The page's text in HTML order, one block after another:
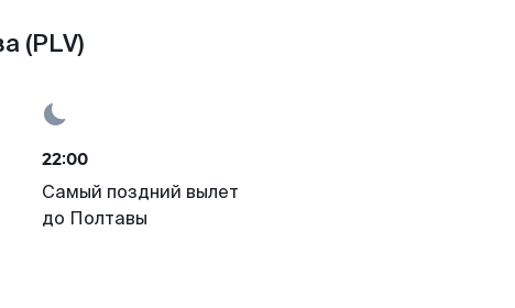
(PLV)
22:00
Самый поздний вылет
до Полтавы